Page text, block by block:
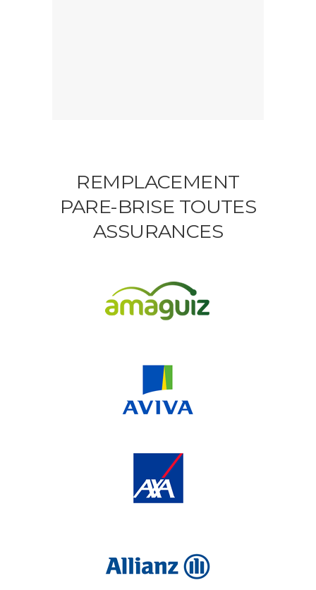
REMPLACEMENT
PARE-BRISE TOUTES
ASSURANCES